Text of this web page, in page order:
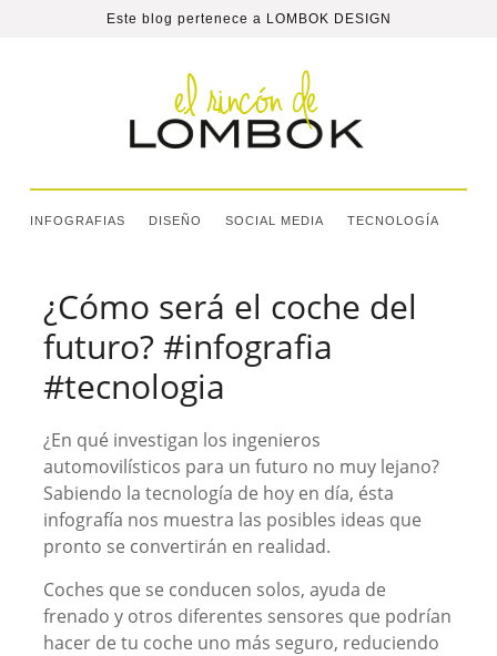
Este blog pertenece a LOMBOK DESIGN
INFOGRAFIAS DISEÑO SOCIAL MEDIA TECNOLOGÍA
¿Cómo será el coche del
futuro? #infografia
#tecnologia
¿En qué investigan los ingenieros
automovilísticos para un futuro no muy lejano?
Sabiendo la tecnología de hoy en día, ésta
infografía nos muestra las posibles ideas que
pronto se convertirán en realidad.
Coches que se conducen solos, ayuda de
frenado y otros diferentes sensores que podrían
hacer de tu coche uno más seguro, reduciendo